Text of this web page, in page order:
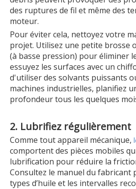
des ruptures de fil et même des
moteur.
Pour éviter cela, nettoyez votre
projet. Utilisez une petite brosse
(à basse pression) pour éliminer
essuyez les surfaces avec un
d'utiliser des solvants puissants
machines industrielles, planifiez
profondeur tous les quelques
2. Lubrifiez régulièrement
Comme tout appareil mécanique,
comportent des pièces mobiles
lubrification pour réduire la
Consultez le manuel du fabricant
types d’huile et les intervalles